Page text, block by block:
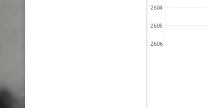
2604
2605
2606